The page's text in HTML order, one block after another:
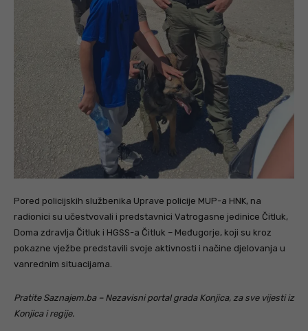
Pored policijskih službenika Uprave policije MUP-a HNK, na
radionici su učestvovali i predstavnici Vatrogasne jedinice Čitluk,
Doma zdravlja Čitluk i HGSS-a Čitluk – Međugorje, koji su kroz
pokazne vježbe predstavili svoje aktivnosti i načine djelovanja u
vanrednim situacijama.
Pratite Saznajem.ba – Nezavisni portal grada Konjica, za sve vijesti iz
Konjica i regije.